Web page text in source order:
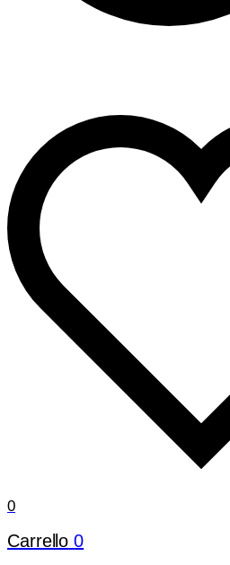
0
Carrello 0